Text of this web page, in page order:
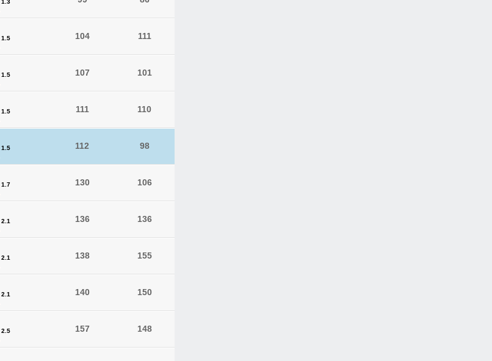
1.3
1.5
104 111
1.5
107 101
1.5
111 110
1.5
112 98
1.7
130 106
2.1
136 136
2.1
138 155
2.1
140 150
2.5
157 148